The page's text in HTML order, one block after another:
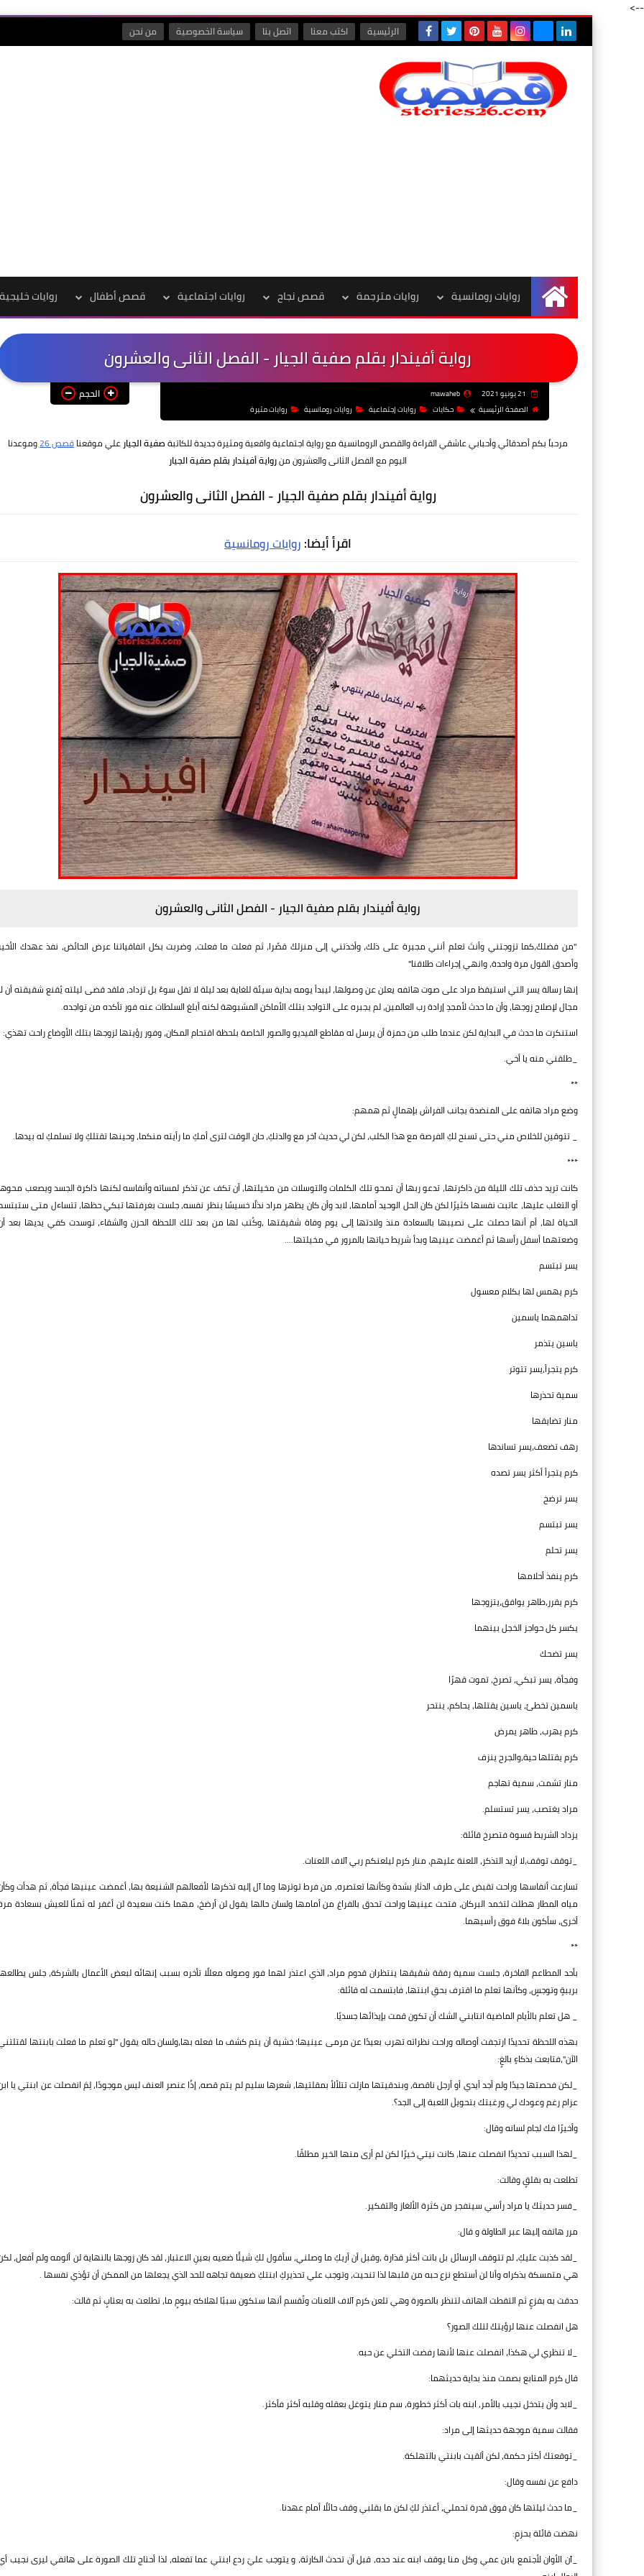
-->
الرئيسية اكتب معنا اتصل بنا سياسة الخصوصية من نحن
الرئيسية
روايات رومانسية روايات مترجمة قصص نجاح روايات اجتماعية قصص أطفال روايات خليجية
رواية أفيندار بقلم صفية الجيار - الفصل الثانى والعشرون
mawaheb
الصفحة الرئيسية
حكايات روايات إجتماعية روايات رومانسية روايات مثيرة
الحجم
مرحباً بكم أصدقائي وأحبابي عاشقي القراءة والقصص الرومانسية مع رواية اجتماعية واقعية ومثيرة جديدة للكاتبةصفية الجيار علي موقعناقصص 26
وموعدنا
اليوم مع الفصل الثانى والعشرون منرواية أفيندار بقلم صفية الجيار
رواية أفيندار بقلم صفية الجيار -الفصل الثانى والعشرون
اقرأ أيضا: روايات رومانسية
رواية أفيندار بقلم صفية الجيار - الفصل الثانى والعشرون
"من فضلكَ،كما تزوجتني وأنتَ تعلم أنني مجبرة على ذلك، وأخذتني إلى منزلكَ قصًرا، ثم فعلت ما فعلت، وضربت بكل اتفاقياتنا عرض الحائض، نفذ عهدك
وأصدق القول مرة واحدة، وانهي إجراءات طلاقنا"
إنها رسالة يسر التي استيقظ مراد على صوت هاتفه يعلن عن وصولها، ليبدأ يومه بداية سيئة للغاية بعد ليلة لا تقل سوءً بل تزداد، فلقد قضى ليلته يُقنع شقيقته أن
مجال لإصلاح زوجها، وأن ما حدث لأمجدِ إرادة رب العالمين، لم يجبره على التواجد بتلك الأماكن المشبوهة لكنه أبلغ السلطات عنه فور تأكده من تواجده.
استنكرت ما حدث في البداية لكن عندما طلب من حمزة أن يرسل له مقاطع الفيديو والصور الخاصة بلحظة اقتحام المكان، وفور رؤيتها لزوجها بتلك الأوضاع راحت تهذي:
_طلقني منه يا أخي.
**
وضع مراد هاتفه على المنضدة بجانب الفراش بإهمالٍ ثم همهم:
_ تتوقين للخلاص مني حتى تسنح لكِ الفرصة مع هذا الكلب، لكن لي حديث آخر مع والدتكِ، حان الوقت لترى أمكِ ما رأيته منكما، وحينها تقتلكِ ولا تسلمكِ له بيدها.
***
كانت تريد حذف تلك الليلة من ذاكرتها، تدعو ربها أن تمحو تلك الكلمات والتوسلات من مخيلتها، أن تكف عن تذكر لمساته وأنفاسه لكنها ذاكرة الجسد ويصعب
أو التغلب عليها، عاتبت نفسها كثيرًا لكن كان الحل الوحيد أمامها، لابد وأن كان يظهر مراد نذلًا خسيسًا بنظر نفسه، جلست بغرفتها تبكي حظها، تتساءل متى
الحياة لها، أم أنها حصلت على نصيبها بالسعادة منذ ولادتها إلى يوم وفاة شقيقتها ،وكُتب لها من بعد تلك اللحظة الحزن والشقاء، توسدت كفي يديها بعد
وضعتهما أسفل رأسها ثم أغمضت عينيها وبدأ شريط حياتها بالمرور في مخيلتها....
يسر تبتسم
كرم يهمس لها بكلام معسول
تداهمهما ياسمين
ياسين يتذمر
كرم يتجرأ،يسر تتوتر
سمية تحذرها
منار تضايقها
رهف تضعف،يسر تساندها
كرم يتجرأ أكثر يسر تصده
يسر ترضخ
يسر تبتسم
يسر تحلم
كرم ينفذ أحلامها
كرم يقرر،طاهر يوافق،يتزوجها
يكسر كل حواجز الخجل بينهما
يسر تضحك
وفجأة، يسر تبكي، تصرخ، تموت قهرًا
ياسمين تخطئ، ياسين يقتلها، يحاكم، ينتحر
كرم يهرب، طاهر يمرض
كرم يقتلها حية،والجرح ينزف
منار تشمت، سمية تهاجم
مراد يغتصب، يسر تستسلم.
يزداد الشريط قسوة فتصرخ قائلة:
_توقف توقف،لا أريد التذكر، اللعنة عليهم، منار كرم ليلعنكم ربي آلاف اللعنات.
تسارعت أنفاسها وراحت تقبض على طرف الدثار بشدة وكأنها تعتصره، من فرط توترها وما آل إليه تذكرها لأفعالهم الشنيعة بها، أغمضت عينيها فجأة، ثم هدأت
مياه المطار هطلت لتخمد البركان، فتحت عينيها وراحت تحدق بالفراغ من أمامها ولسان حالها يقول لن أرضخ، مهما كنت سعيدة لن أغفر له ثمنًا للعيش بسعادة
أخرى، سأكون بلاءً فوق رأسيهما.
**
بأحد المطاعم الفاخرة، جلست سمية رفقة شقيقها ينتظران قدوم مراد، الذي اعتذر لهما فور وصوله معللًا تأخره بسبب إنهائه لبعض الأعمال بالشركة، جلس
بريبةٍ وتوجسٍ، وكأنها تعلم ما اقترف بحقِ ابنتها، فابتسمت له قائلة:
_ هل تعلم بالأيام الماضية انتابني الشك أن تكون قمت بإيذائها جسديًا.
بهذه اللحظة تحديدًا ارتجفت أوصاله وراحت نظراته تهرب بعيدًا عن مرمى عينيها؛ خشية أن يتم كشف ما فعله بها،ولسان حاله يقول "لو تعلم ما فعلت بابنتها
الآن"،فتابعت بذكاءٍ بالغٍ:
_لكن فحصتها جيدًا ولم أجد أيدي أو أرجل ناقصة، وبندقيتها مازلت تتلألأ بمقلتيها، شعرها سليم لم يتم قصه، إذًا عنصر العنف ليس موجودًا، لِمَ انفصلت عن ابنتي يا
عزام رغم وعودك لي ورغبتك بتحويلَ اللعبة إلى الجد؟.
وأخيرًا فك لجام لسانه وقال:
_لهذا السبب تحديدًا انفصلت عنها، كانت نيتي خيرًا لكن لم أرى منها الخير مطلقًا.
تطلعت به بقلقٍ وقالت:
_فسر حديثكَ يا مراد رأسي سينفجر من كثرة الألغاز والتفكير.
مرر هاتفه إليها عبر الطاولة و قال:
_لقد كذبت عليكِ، لم تتوقف الرسائل بل باتت أكثر قذارة ،وقبل أن أريكِ ما وصلني، سأقول لكِ شيئًا ضعيه بعينِ الاعتبار، لقد كان زوجها بالنهاية لن ألومه ولم أفعل،
هي متمسكة بذكراه وأنا لن أستطع نزع حبه من قلبها لذا تنحيت، وتوجب علي تحذيركِ ابنتكِ ضعيفة تجاهه للحد الذي يجعلها من الممكن أن تؤذي نفسها .
حدقت به بفزعٍ ثم التقطت الهاتف لتنظر بالصورة وهي تلعن كرم آلاف اللعنات وتُقسم أنها ستكون سببًا لهلاكه بيومٍ ما، تطلعت به بعتابٍ ثم قالت:
هل انفصلت عنها لرؤيتكَ لتلك الصور؟
_لا تنظري لي هكذا، انفصلت عنها لأنها رفضت التخلي عن حبه.
قال كرم المتابع بصمت منذ بداية حديثهما:
_لابد وأن يتدخل نجيب بالأمر، ابنه بات أكثر خطورة، سم منار يتوغل بعقله وقلبه أكثر فأكثر.
فقالت سمية موجهة حديثها إلى مراد:
_توقعتكَ أكثر حكمة، لكن ألقيت بابنتي بالتهلكة.
دافع عن نفسه وقال:
_ما حدث ليلتها كان فوق قدرة تحملي، أعتذر لكِ لكن ما بقلبي وقف حائلًا أمام عهدنا.
نهضت قائلة بحزمٍ:
_آن الأوان لأجتمع بابن عمي وكل منا يوقف ابنه عند حده، قبل أن تحدث الكارثة، و يتوجب عليّ ردع ابنتي عما تفعله، لذا أحتاج تلك الصورة على هاتفي ليرى نجيب